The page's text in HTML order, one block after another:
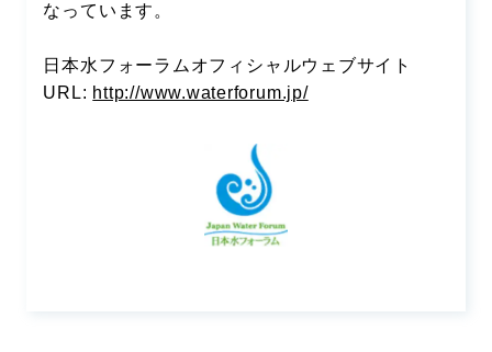
なっています。
日本水フォーラムオフィシャルウェブサイト
URL: http://www.waterforum.jp/